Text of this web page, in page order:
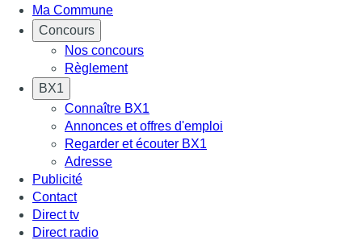
Ma Commune
Concours
Nos concours
Règlement
BX1
Connaître BX1
Annonces et offres d'emploi
Regarder et écouter BX1
Adresse
Publicité
Contact
Direct tv
Direct radio